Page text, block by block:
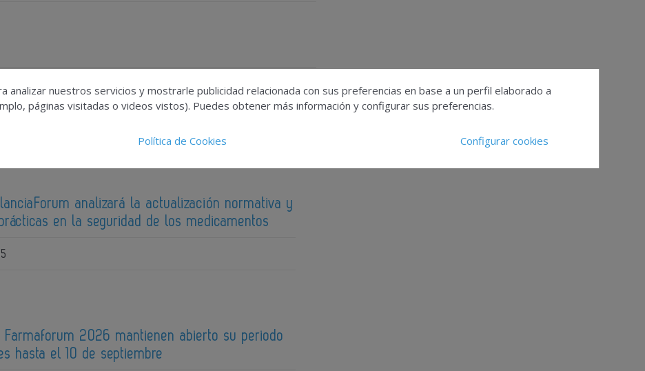
analizará la actualización normativa y
en la seguridad de los medicamentos
Farmaforum 2026 mantienen abierto su periodo
hasta el 10 de septiembre
analizar nuestros servicios y mostrarle publicidad relacionada con sus preferencias en base a un perfil elaborado a
páginas visitadas o videos vistos). Puedes obtener más información y configurar sus preferencias.
Política de Cookies Configurar cookies